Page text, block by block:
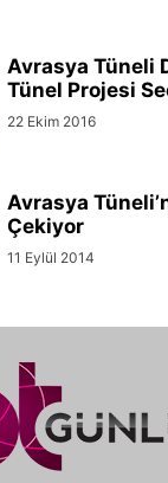
Avrasya Tüneli
Tünel Projesi
22 Ekim 2016
Avrasya
Çekiyor
11 Eylül 2014